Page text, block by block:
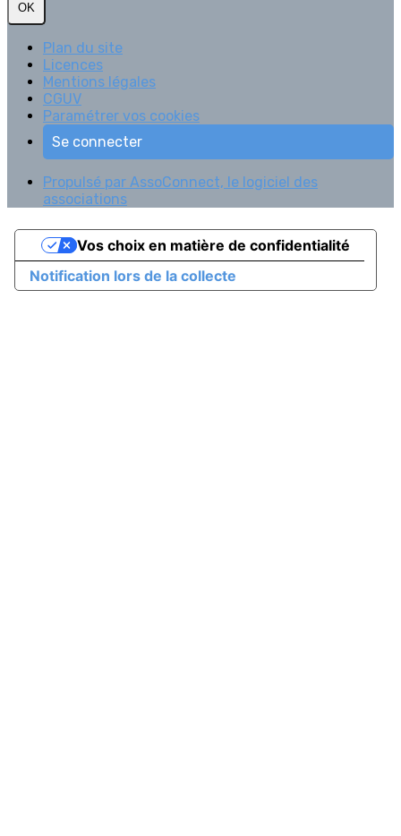
OK
Plan du site
Licences
Mentions légales
CGUV
Paramétrer vos cookies
Se connecter
Propulsé par AssoConnect, le logiciel des
associations
Notification lors de la collecte
Vos choix en matière de confidentialité